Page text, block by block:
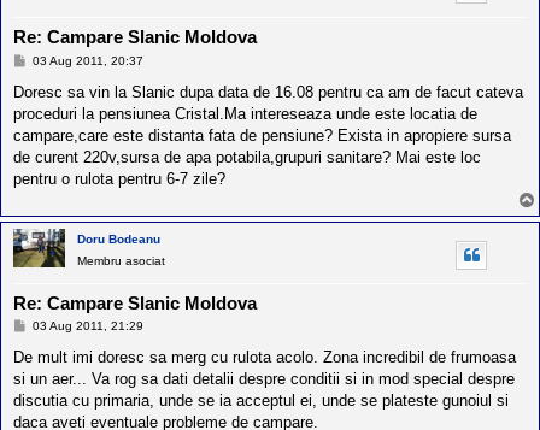
Re: Campare Slanic Moldova
M
s
j
03 Aug 2011, 20:37
Doresc sa vin la Slanic dupa data de 16.08 pentru ca am de facut cateva
proceduri la pensiunea Cristal.Ma intereseaza unde este locatia de
campare,care este distanta fata de pensiune? Exista in apropiere sursa
de curent 220v,sursa de apa potabila,grupuri sanitare? Mai este loc
pentru o rulota pentru 6-7 zile?
Doru Bodeanu
Membru asociat
Re: Campare Slanic Moldova
M
s
03 Aug 2011, 21:29
De mult imi doresc sa merg cu rulota acolo. Zona incredibil de frumoasa
si un aer... Va rog sa dati detalii despre conditii si in mod special despre
discutia cu primaria, unde se ia acceptul ei, unde se plateste gunoiul si
daca aveti eventuale probleme de campare.